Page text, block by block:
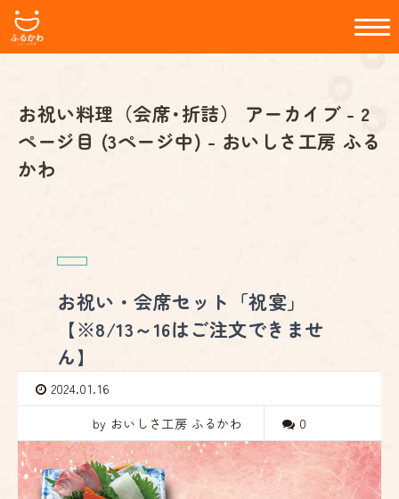
お祝い料理（会席･折詰） アーカイブ - 2
ページ目 (3ページ中) - おいしさ工房 ふる
かわ
お祝い・会席セット「祝宴」
【※8/13～16はご注文できませ
ん】
2024.01.16
by おいしさ工房 ふるかわ
0